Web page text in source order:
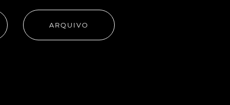
ARQUIVO